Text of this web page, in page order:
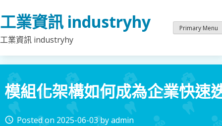
to
content
工業資訊 industryhy
工業資訊 industryhy
Primary Menu
模組化架構如何成為企業快速
access_time Posted on 2025-06-03byadmin